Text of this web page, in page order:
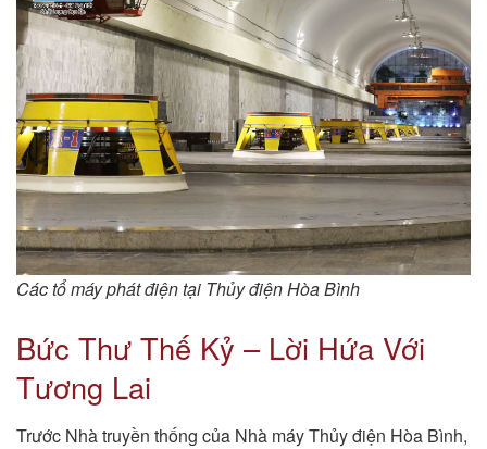
Các tổ máy phát điện tại Thủy điện Hòa Bình
Bức Thư Thế Kỷ – Lời Hứa Với
Tương Lai
Trước Nhà truyền thống của Nhà máy Thủy điện Hòa Bình,